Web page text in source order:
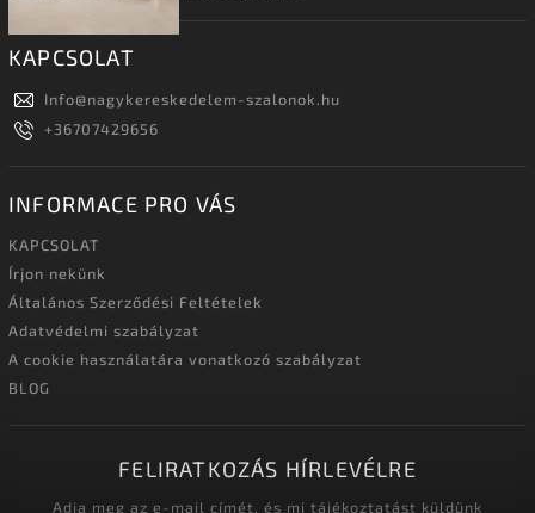
KAPCSOLAT
Info@nagykereskedelem-szalonok.hu
+36707429656
INFORMACE PRO VÁS
KAPCSOLAT
Írjon nekünk
Általános Szerződési Feltételek
Adatvédelmi szabályzat
A cookie használatára vonatkozó szabályzat
BLOG
FELIRATKOZÁS HÍRLEVÉLRE
Adja meg az e-mail címét, és mi tájékoztatást küldünk